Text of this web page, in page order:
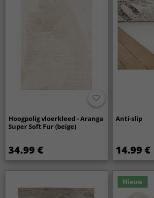
Hoogpolig vloerkleed - Aranga
Super Soft Fur (beige)
34.99 €
Anti-slip
14.99 €
Nieuw